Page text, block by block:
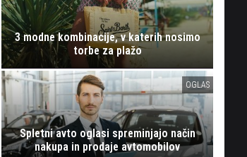
3 modne kombinacije, v katerih nosimo
torbe za plažo
OGLAS
Spletni avto oglasi spreminjajo način
nakupa in prodaje avtomobilov